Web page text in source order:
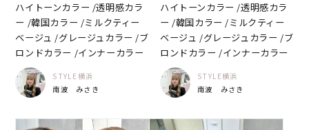
ハイトーンカラー /透明感カラ
ー /韓国カラー /ミルクティー
ベージュ /グレージュカラー /ブ
ロンドカラー /インナーカラー
STYLE横浜
南波 みさき
ハイトーンカラー /透明感カラ
ー /韓国カラー /ミルクティー
ベージュ /グレージュカラー /ブ
ロンドカラー /インナーカラー
STYLE横浜
南波 みさき